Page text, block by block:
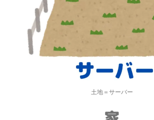
土地＝サーバー